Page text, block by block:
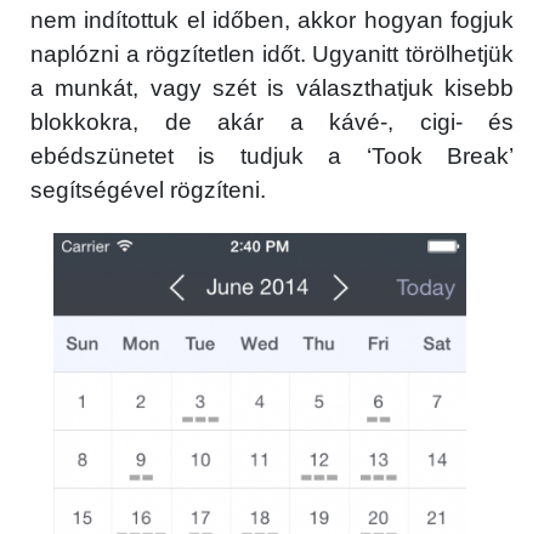
nem indítottuk el időben, akkor hogyan fogjuk
naplózni a rögzítetlen időt. Ugyanitt törölhetjük
a munkát, vagy szét is választhatjuk kisebb
blokkokra, de akár a kávé-, cigi- és
ebédszünetet is tudjuk a ‘Took Break’
segítségével rögzíteni.